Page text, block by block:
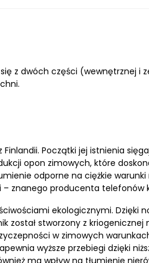
z dwóch części (wewnętrznej i
Początki jej istnienia
opon zimowych, które
odporne na ciężkie
– znanego producenta telefonów
ekologicznymi.
został stworzony z
w zimowych
wyższe przebiegi dzięki
ma wpływ na tłumienie